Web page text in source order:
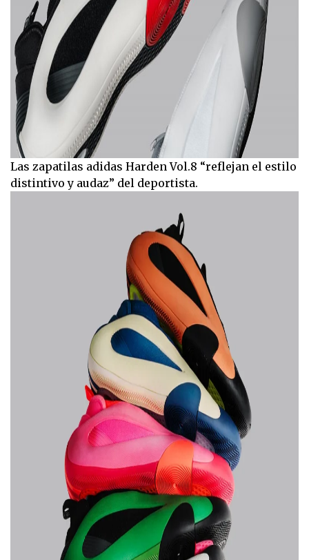
Las zapatilas adidas Harden Vol.8 “reflejan el estilo
distintivo y audaz” del deportista.